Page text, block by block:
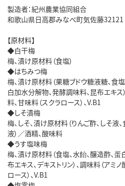
製造者：紀州農業協同組合
和歌山県日高郡みなべ町気佐藤32121
【原材料】
◆白干梅
梅、漬け原材料（食塩）
◆はちみつ梅
梅、漬け原材料（果糖ブドウ糖液糖、食
白加水分解物、発酵調味料、昆布エキス
料、甘味料（スクラロース）、V.B1
◆しそ漬梅
梅、しそ、漬け原材料（りんご酢、しそ液
液）／酒精、酸味料
◆うす塩味梅
梅、漬け原材料（食塩、水飴、醸造酢、
布エキス、デキストリン）、調味料（アミ
ロース）、V.B1